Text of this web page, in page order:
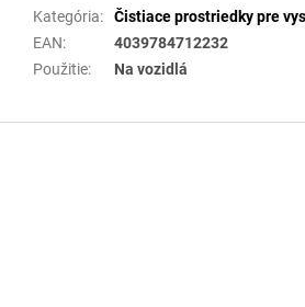
Kategória:
Čistiace prostriedky pre
EAN:
4039784712232
Použitie: Na vozidlá